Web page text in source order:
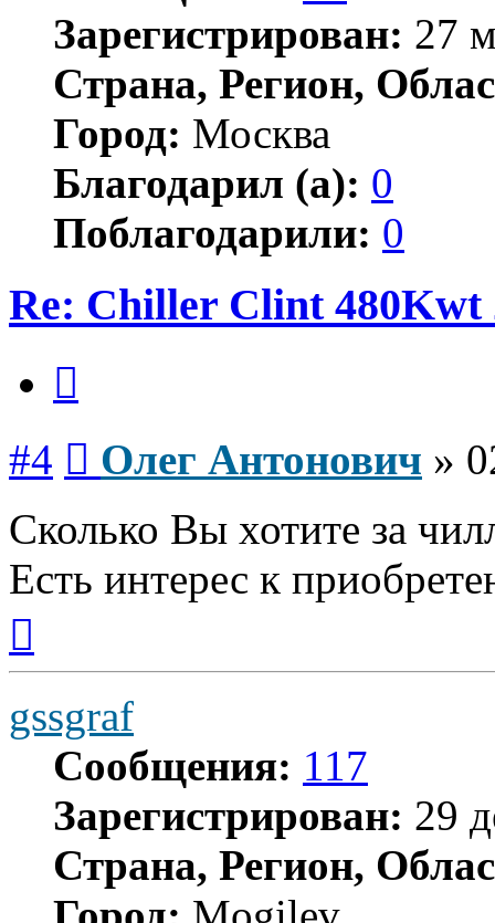
Зарегистрирован: 27
Страна, Регион,
Город: Москва
Благодарил (а): 0
Поблагодарили: 0
Re: Chiller Clint 480Kwt
#4 Олег Антонович »
Сколько Вы хотите за
Есть интерес к
началу
gssgraf
Сообщения: 117
Зарегистрирован: 29
Страна, Регион,